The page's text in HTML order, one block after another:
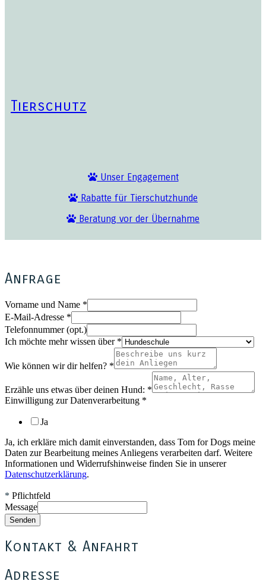
Tierschutz
Unser Engagement
Rabatte für Tierschutzhunde
Beratung vor der Übernahme
Anfrage
Vorname und Name *
E-Mail-Adresse *
Telefonnummer (opt.)
Ich möchte mehr wissen über *
Wie können wir dir helfen? *
Erzähle uns etwas über deinen Hund: *
Einwilligung zur Datenverarbeitung *
Ja
Ja, ich erkläre mich damit einverstanden, dass Tom for Dogs meine
Daten zur Bearbeitung meines Anliegens verarbeiten darf. Weitere
Informationen und Widerrufshinweise finden Sie in unserer
Datenschutzerklärung.
* Pflichtfeld
Message
Senden
Kontakt & Anfahrt
Adresse